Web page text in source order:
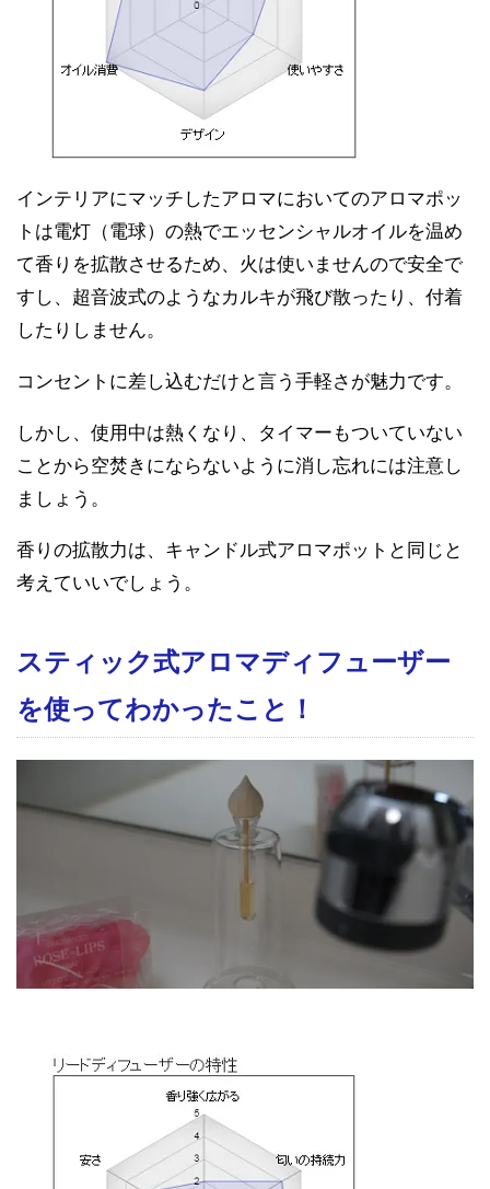
インテリアにマッチしたアロマにおいてのアロマポッ
トは電灯（電球）の熱でエッセンシャルオイルを温め
て香りを拡散させるため、火は使いませんので安全で
すし、超音波式のようなカルキが飛び散ったり、付着
したりしません。
コンセントに差し込むだけと言う手軽さが魅力です。
しかし、使用中は熱くなり、タイマーもついていない
ことから空焚きにならないように消し忘れには注意し
ましょう。
香りの拡散力は、キャンドル式アロマポットと同じと
考えていいでしょう。
スティック式アロマディフューザー
を使ってわかったこと！